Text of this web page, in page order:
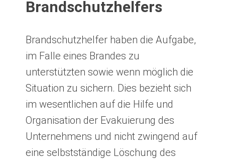
Brandschutzhelfers
Brandschutzhelfer haben die Aufgabe,
im Falle eines Brandes zu
unterstützten sowie wenn möglich die
Situation zu sichern. Dies bezieht sich
im wesentlichen auf die Hilfe und
Organisation der Evakuierung des
Unternehmens und nicht zwingend auf
eine selbstständige Löschung des